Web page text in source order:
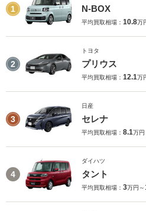
1 N-BOX
平均買取相場： 10.8万
2
トヨタ
プリウス
平均買取相場： 12.1万
3
日産
セレナ
平均買取相場： 8.1万円
4
ダイハツ
タント
平均買取相場： 3万円～